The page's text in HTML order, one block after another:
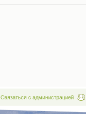
Связаться с администрацией